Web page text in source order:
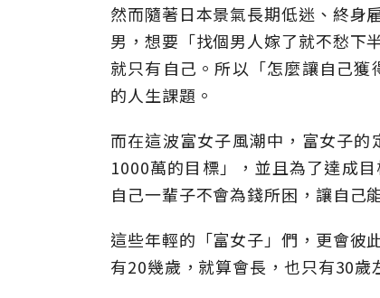
然而隨著日本景氣長期低迷、終身
男，想要「找個男人嫁了就不愁下
就只有自己。所以「怎麼讓自己
的人生課題。
而在這波富女子風潮中，富女子
1000萬的目標」，並且為了達成
自己一輩子不會為錢所困，讓自己
這些年輕的「富女子」們，更會彼
有20幾歲，就算會長，也只有30歲